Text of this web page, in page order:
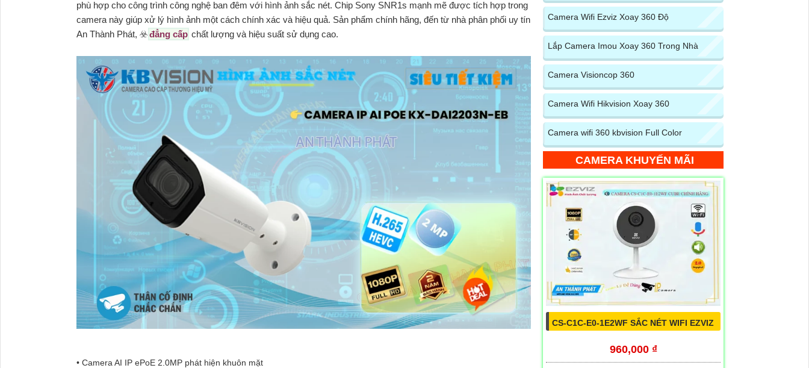
phù hợp cho công trình công nghệ ban đêm với hình ảnh sắc nét. Chip Sony SNR1s mạnh mẽ được tích hợp trong
camera này giúp xử lý hình ảnh một cách chính xác và hiệu quả. Sản phẩm chính hãng, đến từ nhà phân phối uy tín
An Thành Phát, ☣️đẳng cấp chất lượng và hiệu suất sử dụng cao.
• Camera AI IP ePoE 2.0MP phát hiện khuôn mặt
Camera Wifi Ezviz Xoay 360 Độ
Lắp Camera Imou Xoay 360 Trong Nhà
Camera Visioncop 360
Camera Wifi Hikvision Xoay 360
Camera wifi 360 kbvision Full Color
CAMERA KHUYẾN MÃI
CS-C1C-E0-1E2WF SẮC NÉT WIFI EZVIZ
960,000 ₫